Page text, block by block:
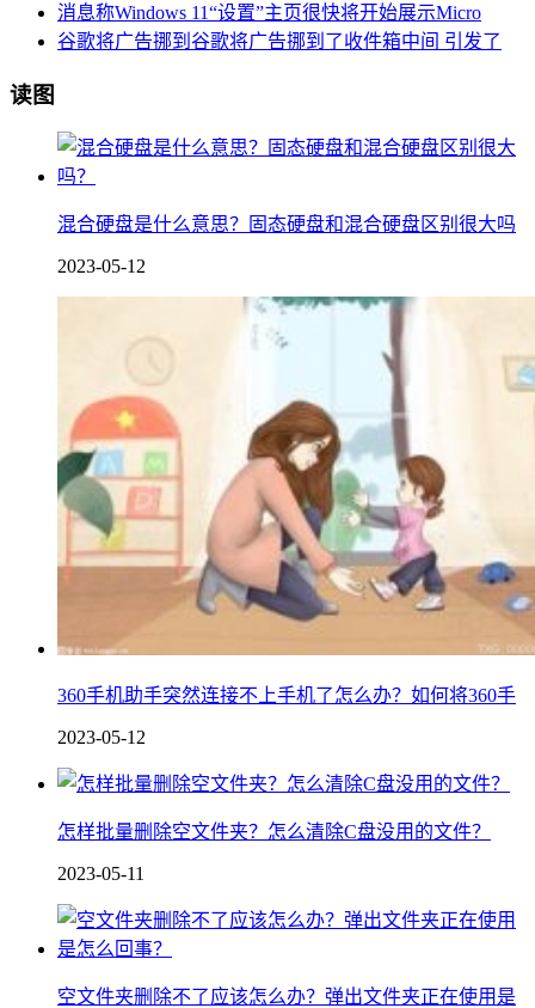
消息称Windows 11“设置”主页很快将开始展示Micro
谷歌将广告挪到谷歌将广告挪到了收件箱中间 引发了
读图
混合硬盘是什么意思？固态硬盘和混合硬盘区别很大吗
2023-05-12
360手机助手突然连接不上手机了怎么办？如何将360手
2023-05-12
怎样批量删除空文件夹？怎么清除C盘没用的文件？
2023-05-11
空文件夹删除不了应该怎么办？弹出文件夹正在使用是